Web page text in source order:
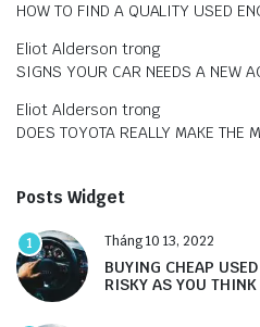
HOW TO FIND A QUALITY USED
Eliot Alderson trong
SIGNS YOUR CAR NEEDS A NEW
Eliot Alderson trong
DOES TOYOTA REALLY MAKE THE
Posts Widget
1 Tháng 10 13, 2022
BUYING CHEAP
RISKY AS YOU THINK